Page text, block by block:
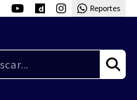
Reportes